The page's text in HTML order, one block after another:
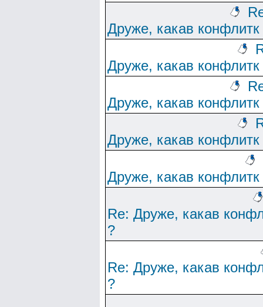
Друже, какав конфлитк
Друже, какав конфлитк
Друже, какав конфлитк
Друже, какав конфлитк
Друже, какав конфлитк
Re: Друже, какав
?
Re: Друже, какав
?